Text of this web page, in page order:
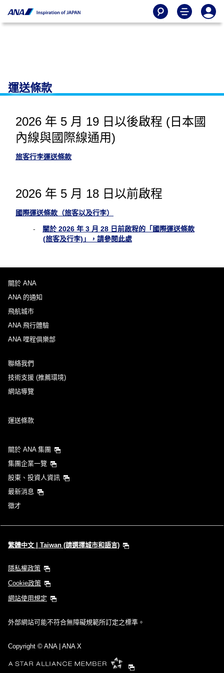
運送條款
2026 年 5 月 19 日以後啟程 (日本國
內線與國際線通用)
旅客行李運送條款
2026 年 5 月 18 日以前啟程
國際運送條款（旅客以及行李）
關於 2026 年 3 月 28 日前啟程的「國際運送條款
(旅客及行李)」，請參閱此處
關於 ANA
ANA 的通知
飛航城市
ANA 飛行體驗
ANA 哩程俱樂部
聯絡我們
技術支援 (推薦環境)
網站導覽
運送條款
關於 ANA 集團
集團企業一覽
股東、投資人資訊
最新消息
徵才
繁體中文 | Taiwan (請選擇城市和語言)
隱私權政策
Cookie政策
網站使用規定
外部網站可能不符合無障礙規範所訂定之標準。
Copyright © ANA | ANA X